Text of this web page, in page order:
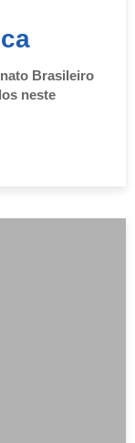
Brasileiro
neste